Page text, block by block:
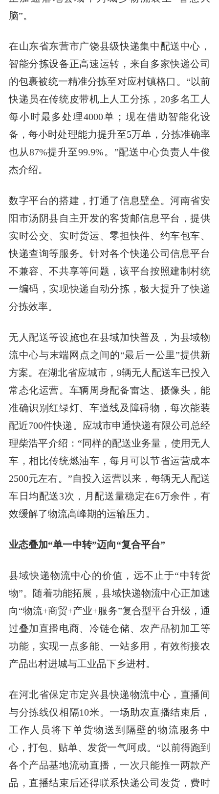
脑”。
在山东省东营市广饶县级快递集中配送中心，
智能分拣设备正高速运转，来自多家快递公司
的包裹被统一精准分拣至对应村镇格口。“以前
快递员在传统皮带机上人工分拣，20多名工人
每小时最多处理4000单；现在借助智能化设
备，每小时处理能力提升至5万单，分拣准确率
也从87%提升至99.9%。”配送中心负责人牛俊
杰介绍。
数字平台的搭建，打通了信息壁垒。河南省安
阳市汤阴县自主开发的客货邮信息平台，提供
实时公交、实时货运、零担快件、约车包车、
快递查询等服务。针对各个快递公司信息平台
不兼容、不共享等问题，该平台按照建制村统
一编码，实现快递自动分拣，极大提升了快递
分拣效率。
无人配送等设施也在县域加快普及，为县域物
流中心与末端网点之间的“最后一公里”提供新
方案。在湖北省应城市，9辆无人配送车已投入
常态化运营。车辆周身配备雷达、摄像头，能
准确识别红绿灯、车道线及障碍物，每次能装
配近700件快递。应城市申通快递有限公司总经
理柴浩平介绍：“同样的配送业务量，使用无人
车，相比传统燃油车，每月可以节省运营成本
2500元左右。”自投入运营以来，每辆无人配送
车日均配送3次，月配送量稳定在6万余件，有
效缓解了物流高峰期的运输压力。
业态叠加“单一中转”迈向“复合平台”
县域快递物流中心的价值，远不止于“中转货
物”。随着功能拓展，县域快递物流中心正加速
向“物流+商贸+产业+服务”复合型平台升级，通
过叠加直播电商、冷链仓储、农产品初加工等
功能，实现一点多能、一站多用，有效衔接农
产品出村进城与工业品下乡进村。
在河北省保定市定兴县快递物流中心，直播间
与分拣线仅相隔10米。一场助农直播结束后，
工作人员将下单货物送到隔壁的物流服务中
心，打包、贴单、发货一气呵成。“以前得跑到
各个产品基地流动直播，一次只能推一两款产
品，直播结束后还得联系快递公司发货，费时